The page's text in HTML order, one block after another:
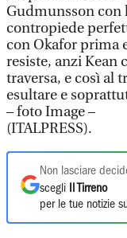
Gudmunsson con
contropiede
con Okafor prima
resiste, anzi Kean
traversa, e così al
esultare e
– foto Image –
(ITALPRESS).
Non lasciare
scegli
Il Tirreno
per le tue notizie